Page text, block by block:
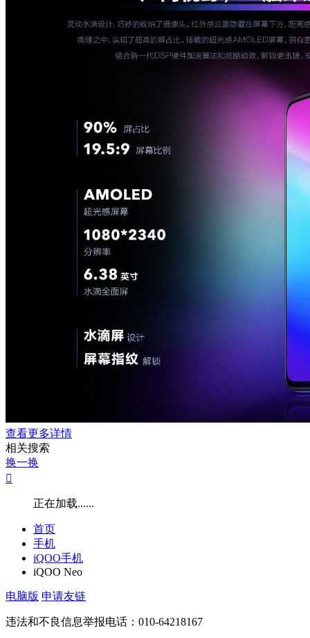
查看更多详情
相关搜索
换一换

正在加载......
首页
手机
iQOO手机
iQOO Neo
电脑版 申请友链
违法和不良信息举报电话：010-64218167